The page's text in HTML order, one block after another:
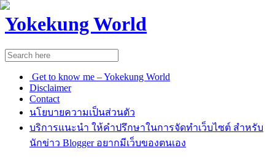
Yokekung World
Get to know me – Yokekung World
Disclaimer
Contact
นโยบายความเป็นส่วนตัว
บริการแนะนำ ให้คำปรึกษาในการจัดทำเว็บไซต์ สำหรับ
นักข่าว Blogger อยากมีเว็บของตนเอง